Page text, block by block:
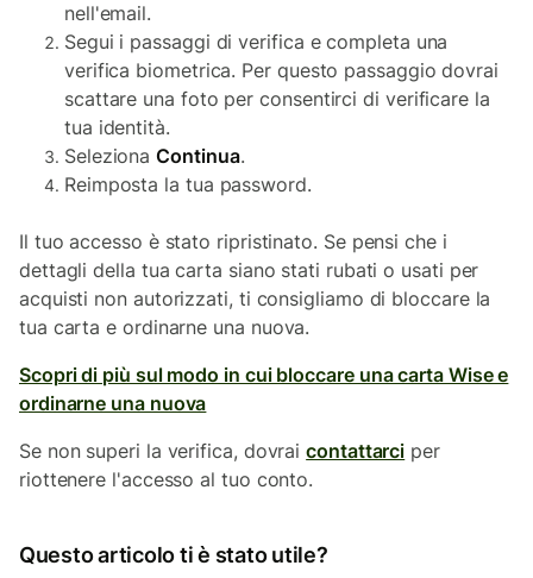
nell'email.
Segui i passaggi di verifica e completa una
verifica biometrica. Per questo passaggio dovrai
scattare una foto per consentirci di verificare la
tua identità.
SelezionaContinua.
Reimposta la tua password.
Il tuo accesso è stato ripristinato. Se pensi che i
dettagli della tua carta siano stati rubati o usati per
acquisti non autorizzati, ti consigliamo di bloccare la
tua carta e ordinarne una nuova.
Scopri di più sul modo in cui bloccare una carta Wise e
ordinarne una nuova
Se non superi la verifica, dovraicontattarci per
riottenere l'accesso al tuo conto.
Questo articolo ti è stato utile?